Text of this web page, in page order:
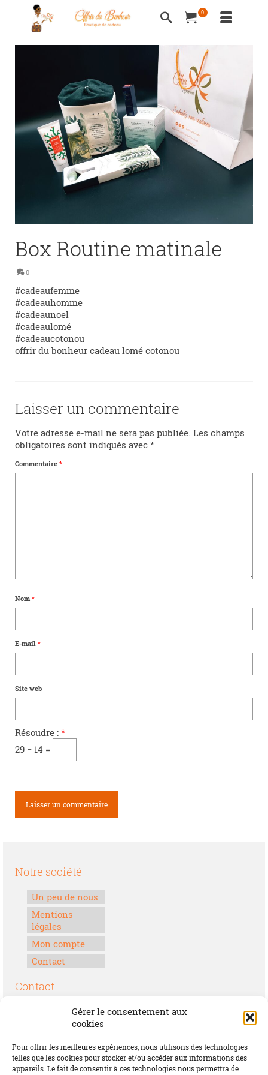
Gérer le consentement aux
cookies
Pour offrir les meilleures expériences, nous utilisons des technologies
telles que les cookies pour stocker et/ou accéder aux informations des
appareils. Le fait de consentir à ces technologies nous permettra de
0
Box Routine matinale
0
#cadeaufemme
#cadeauhomme
#cadeaunoel
#cadeaulomé
#cadeaucotonou
offrir du bonheur cadeau lomé cotonou
Laisser un commentaire
Votre adresse e-mail ne sera pas publiée. Les champs
obligatoires sont indiqués avec *
Commentaire *
Nom *
E-mail *
Site web
Résoudre : *
29 − 14 =
Notre société
Un peu de nous
Mentions
légales
Mon compte
Contact
Contact
Boulevard Félix Houphouët-Boigny
contact@offrirdubonheur.com